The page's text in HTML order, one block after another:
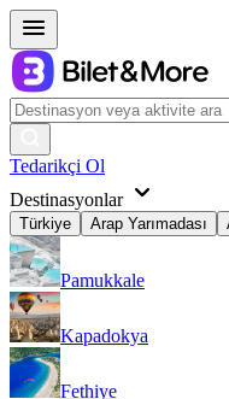
Tedarikçi Ol
Destinasyonlar
Türkiye Arap Yarımadası
Pamukkale
Kapadokya
Fethiye